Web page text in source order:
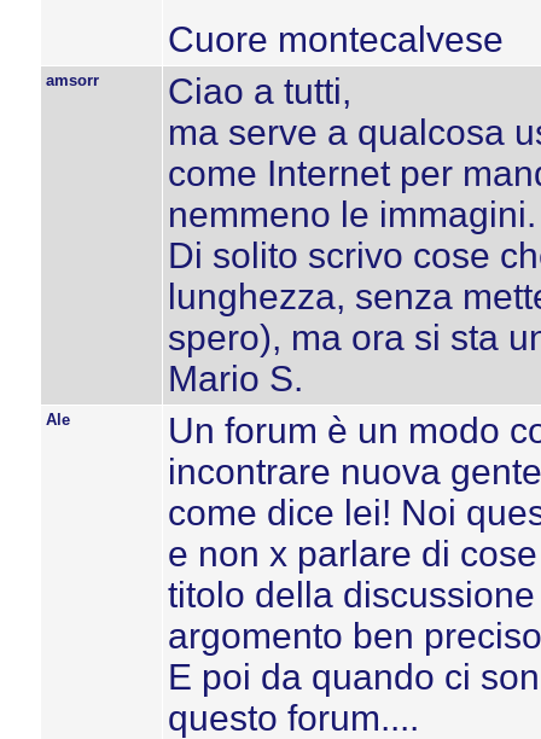
Cuore montecalvese
amsorr
Ciao a tutti,
ma serve a qualcosa
come Internet per
nemmeno le immagini.
Di solito scrivo cose
lunghezza, senza
spero), ma ora si sta
Mario S.
Ale
Un forum è un modo
incontrare nuova
come dice lei! Noi
e non x parlare di
titolo della
argomento ben
E poi da quando ci
questo forum....